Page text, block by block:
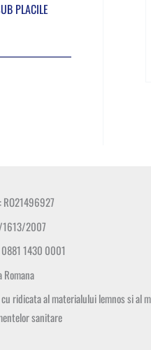
PLACILE
1613/2007
0881 1430 0001
Romana
ridicata al materialului lemnos si al
sanitare